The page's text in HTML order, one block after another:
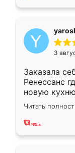
3
Заказала
Ренессанс
новую
вполне
два года,
Читать